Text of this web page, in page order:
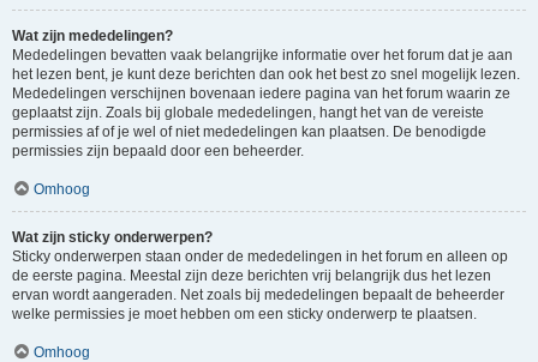
Wat zijn mededelingen?
Mededelingen bevatten vaak belangrijke informatie over het forum dat je aan
het lezen bent, je kunt deze berichten dan ook het best zo snel mogelijk lezen.
Mededelingen verschijnen bovenaan iedere pagina van het forum waarin ze
geplaatst zijn. Zoals bij globale mededelingen, hangt het van de vereiste
permissies af of je wel of niet mededelingen kan plaatsen. De benodigde
permissies zijn bepaald door een beheerder.
Omhoog
Wat zijn sticky onderwerpen?
Sticky onderwerpen staan onder de mededelingen in het forum en alleen op
de eerste pagina. Meestal zijn deze berichten vrij belangrijk dus het lezen
ervan wordt aangeraden. Net zoals bij mededelingen bepaalt de beheerder
welke permissies je moet hebben om een sticky onderwerp te plaatsen.
Omhoog